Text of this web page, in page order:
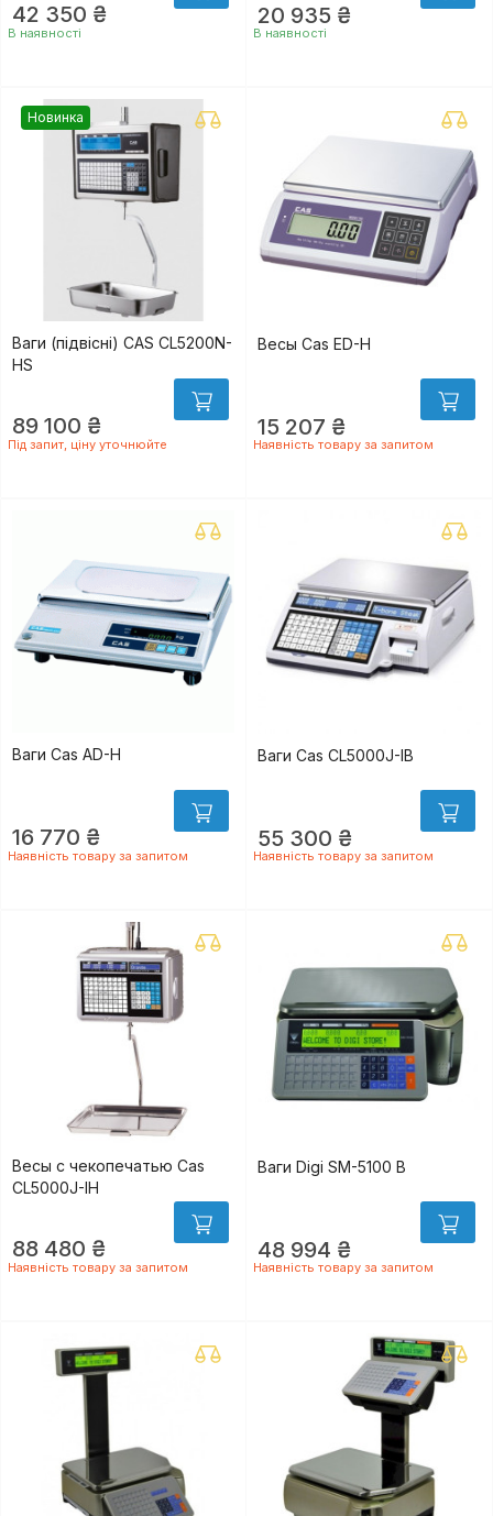
42 350 ₴
В наявності
20 935 ₴
В наявності
Новинка
Ваги (підвісні) CAS CL5200N-
HS
89 100 ₴
Під запит, ціну уточнюйте
Весы Cas ED-H
15 207 ₴
Наявність товару за запитом
Ваги Cas AD-H
16 770 ₴
Наявність товару за запитом
Ваги Cas CL5000J-IВ
55 300 ₴
Наявність товару за запитом
Весы с чекопечатью Cas
CL5000J-IН
88 480 ₴
Наявність товару за запитом
Ваги Digi SM-5100 B
48 994 ₴
Наявність товару за запитом